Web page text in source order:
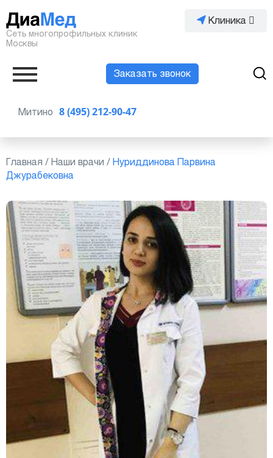
Сеть многопрофильных клиник
Москвы
Клиника
Заказать звонок
8 (495) 212-90-47
Митино
Главная / Наши врачи / Нуриддинова Парвина
Джурабековна